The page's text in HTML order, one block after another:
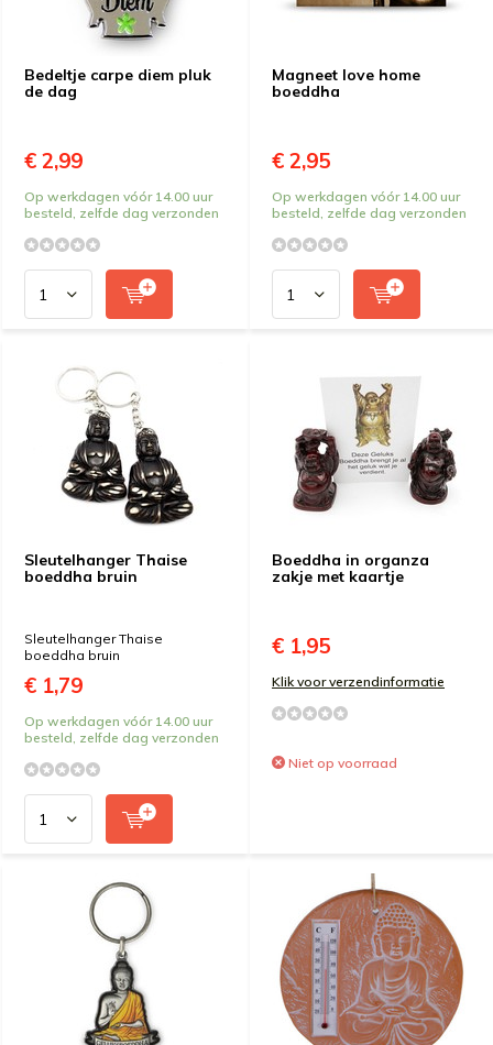
Bedeltje carpe diem pluk
de dag
€ 2,99
Op werkdagen vóór 14.00 uur
besteld, zelfde dag verzonden
Magneet love home
boeddha
€ 2,95
Op werkdagen vóór 14.00 uur
besteld, zelfde dag verzonden
Sleutelhanger Thaise
boeddha bruin
Sleutelhanger Thaise
boeddha bruin
€ 1,79
Op werkdagen vóór 14.00 uur
besteld, zelfde dag verzonden
Boeddha in organza
zakje met kaartje
€ 1,95
Klik voor verzendinformatie
Niet op voorraad